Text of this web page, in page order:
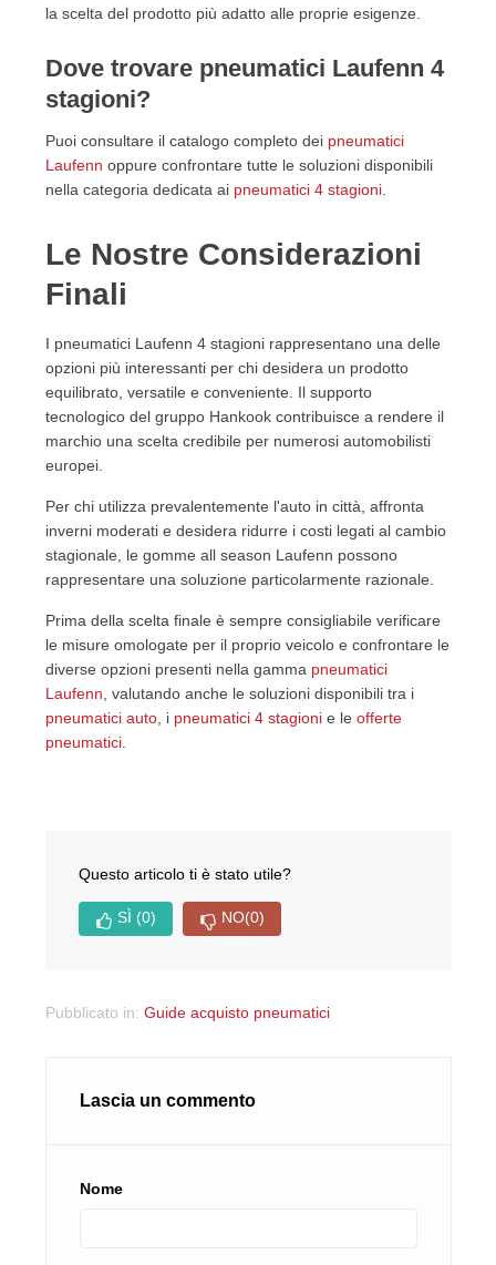
la scelta del prodotto più adatto alle proprie esigenze.
Dove trovare pneumatici Laufenn 4
stagioni?
Puoi consultare il catalogo completo dei pneumatici
Laufenn oppure confrontare tutte le soluzioni disponibili
nella categoria dedicata ai pneumatici 4 stagioni.
Le Nostre Considerazioni
Finali
I pneumatici Laufenn 4 stagioni rappresentano una delle
opzioni più interessanti per chi desidera un prodotto
equilibrato, versatile e conveniente. Il supporto
tecnologico del gruppo Hankook contribuisce a rendere il
marchio una scelta credibile per numerosi automobilisti
europei.
Per chi utilizza prevalentemente l'auto in città, affronta
inverni moderati e desidera ridurre i costi legati al cambio
stagionale, le gomme all season Laufenn possono
rappresentare una soluzione particolarmente razionale.
Prima della scelta finale è sempre consigliabile verificare
le misure omologate per il proprio veicolo e confrontare le
diverse opzioni presenti nella gamma pneumatici
Laufenn, valutando anche le soluzioni disponibili tra i
pneumatici auto, i pneumatici 4 stagionie le offerte
pneumatici.
Questo articolo ti è stato utile?
SÌ (0) NO(0)
Pubblicato in: Guide acquisto pneumatici
Lascia un commento
Nome